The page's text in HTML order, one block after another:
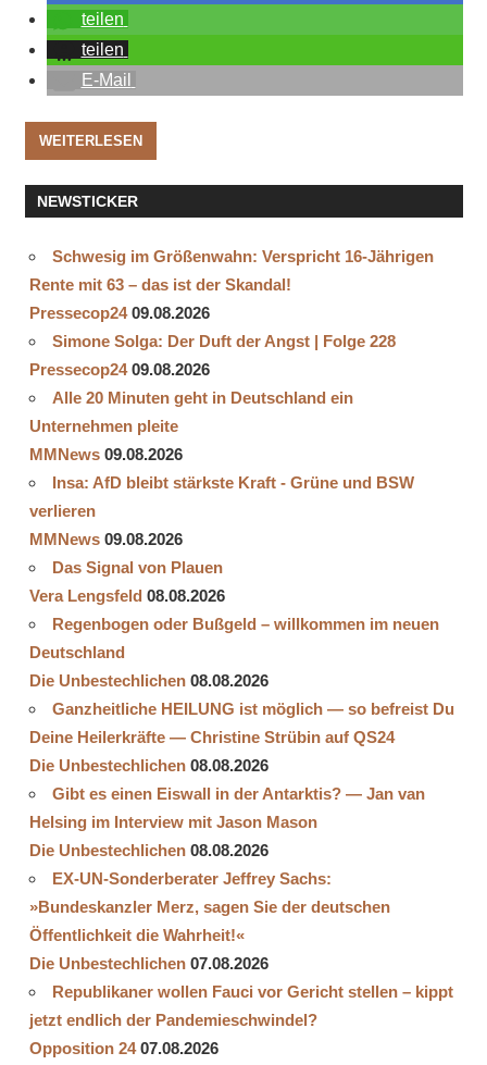
teilen
teilen
E-Mail
WEITERLESEN
NEWSTICKER
Schwesig im Größenwahn: Verspricht 16-Jährigen
Rente mit 63 – das ist der Skandal!
Pressecop24 09.08.2026
Simone Solga: Der Duft der Angst | Folge 228
Pressecop24 09.08.2026
Alle 20 Minuten geht in Deutschland ein
Unternehmen pleite
MMNews 09.08.2026
Insa: AfD bleibt stärkste Kraft - Grüne und BSW
verlieren
MMNews 09.08.2026
Das Signal von Plauen
Vera Lengsfeld 08.08.2026
Regenbogen oder Bußgeld – willkommen im neuen
Deutschland
Die Unbestechlichen 08.08.2026
Ganzheitliche HEILUNG ist möglich — so befreist Du
Deine Heilerkräfte — Christine Strübin auf QS24
Die Unbestechlichen 08.08.2026
Gibt es einen Eiswall in der Antarktis? — Jan van
Helsing im Interview mit Jason Mason
Die Unbestechlichen 08.08.2026
EX-UN-Sonderberater Jeffrey Sachs:
»Bundeskanzler Merz, sagen Sie der deutschen
Öffentlichkeit die Wahrheit!«
Die Unbestechlichen 07.08.2026
Republikaner wollen Fauci vor Gericht stellen – kippt
jetzt endlich der Pandemieschwindel?
Opposition 24 07.08.2026